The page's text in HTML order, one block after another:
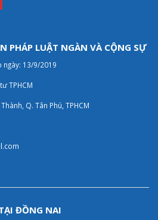
PHÁP LUẬT NGÀN VÀ CỘNG SỰ
ngày: 13/9/2019
TPHCM
Q. Tân Phú, TPHCM
ĐỒNG NAI